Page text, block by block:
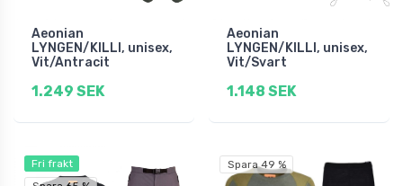
Aeonian
LYNGEN/KILLI, unisex,
Vit/Antracit
1.249 SEK
Aeonian
LYNGEN/KILLI, unisex,
Vit/Svart
1.148 SEK
Fri frakt
Spara 49 %